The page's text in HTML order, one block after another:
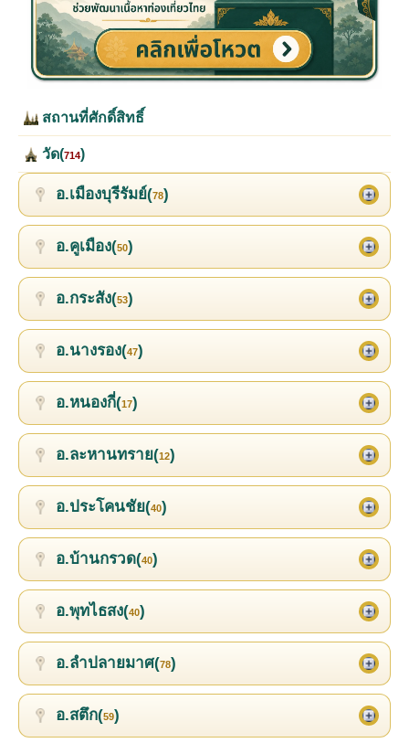
สถานที่ศักดิ์สิทธิ์
วัด(714)
อ.เมืองบุรีรัมย์(78)
อ.คูเมือง(50)
อ.กระสัง(53)
อ.นางรอง(47)
อ.หนองกี่(17)
อ.ละหานทราย(12)
อ.ประโคนชัย(40)
อ.บ้านกรวด(40)
อ.พุทไธสง(40)
อ.ลำปลายมาศ(78)
อ.สตึก(59)